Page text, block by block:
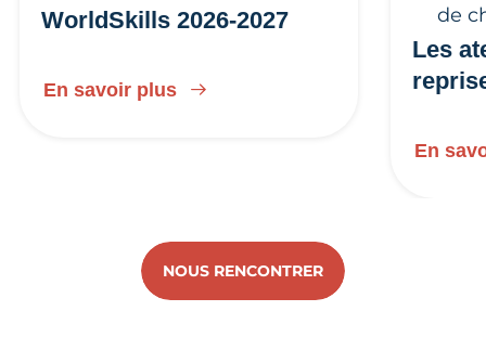
WorldSkills 2026-2027
En savoir plus
Les
de
En
NOUS RENCONTRER